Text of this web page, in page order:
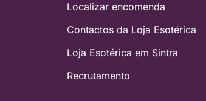
Localizar encomenda
Contactos da Loja Esotérica
Loja Esotérica em Sintra
Recrutamento